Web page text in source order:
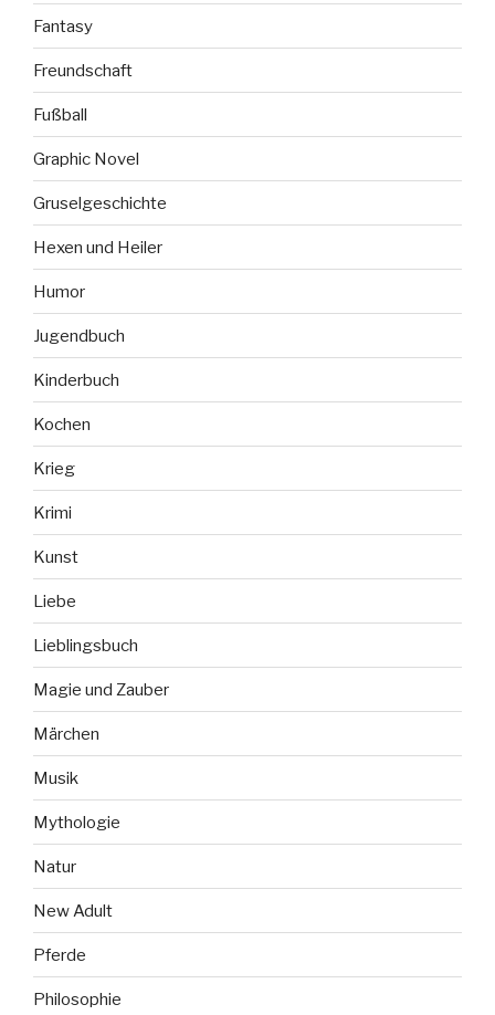
Fantasy
Freundschaft
Fußball
Graphic Novel
Gruselgeschichte
Hexen und Heiler
Humor
Jugendbuch
Kinderbuch
Kochen
Krieg
Krimi
Kunst
Liebe
Lieblingsbuch
Magie und Zauber
Märchen
Musik
Mythologie
Natur
New Adult
Pferde
Philosophie